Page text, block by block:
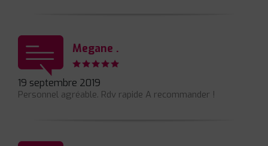
Megane .
19 septembre 2019
Personnel agréable. Rdv rapide A recommander !